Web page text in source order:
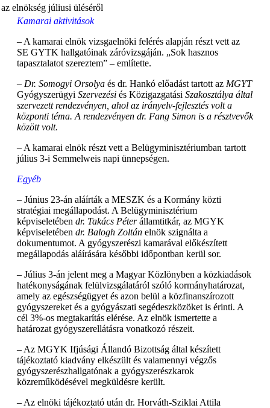
Kamarai aktivitások
– A kamarai elnök vizsgaelnöki felérés alapján részt vett az
SE GYTK hallgatóinak záróvizsgáján. „Sok hasznos
tapasztalatot szereztem” – említette.
– Dr. Somogyi Orsolya és dr. Hankó előadást tartott az MGYT
Gyógyszerügyi Szervezési és Közigazgatási Szakosztálya által
szervezett rendezvényen, ahol az irányelv-fejlesztés volt a
központi téma. A rendezvényen dr. Fang Simon is a résztvevők
között volt.
– A kamarai elnök részt vett a Belügyminisztériumban tartott
július 3-i Semmelweis napi ünnepségen.
Egyéb
– Június 23-án aláírták a MESZK és a Kormány közti
stratégiai megállapodást. A Belügyminisztérium
képviseletében dr. Takács Péterállamtitkár, az MGYK
képviseletében dr. Balogh Zoltán elnök szignálta a
dokumentumot. A gyógyszerészi kamarával előkészített
megállapodás aláírására későbbi időpontban kerül sor.
– Július 3-án jelent meg a Magyar Közlönyben a közkiadások
hatékonyságának felülvizsgálatáról szóló kormányhatározat,
amely az egészségügyet és azon belül a közfinanszírozott
gyógyszereket és a gyógyászati segédeszközöket is érinti. A
cél 3%-os megtakarítás elérése. Az elnök ismertette a
határozat gyógyszerellátásra vonatkozó részeit.
– Az MGYK Ifjúsági Állandó Bizottság által készített
tájékoztató kiadvány elkészült és valamennyi végzős
gyógyszerészhallgatónak a gyógyszerészkarok
közreműködésével megküldésre került.
– Az elnöki tájékoztató után dr. Horváth-Sziklai Attila